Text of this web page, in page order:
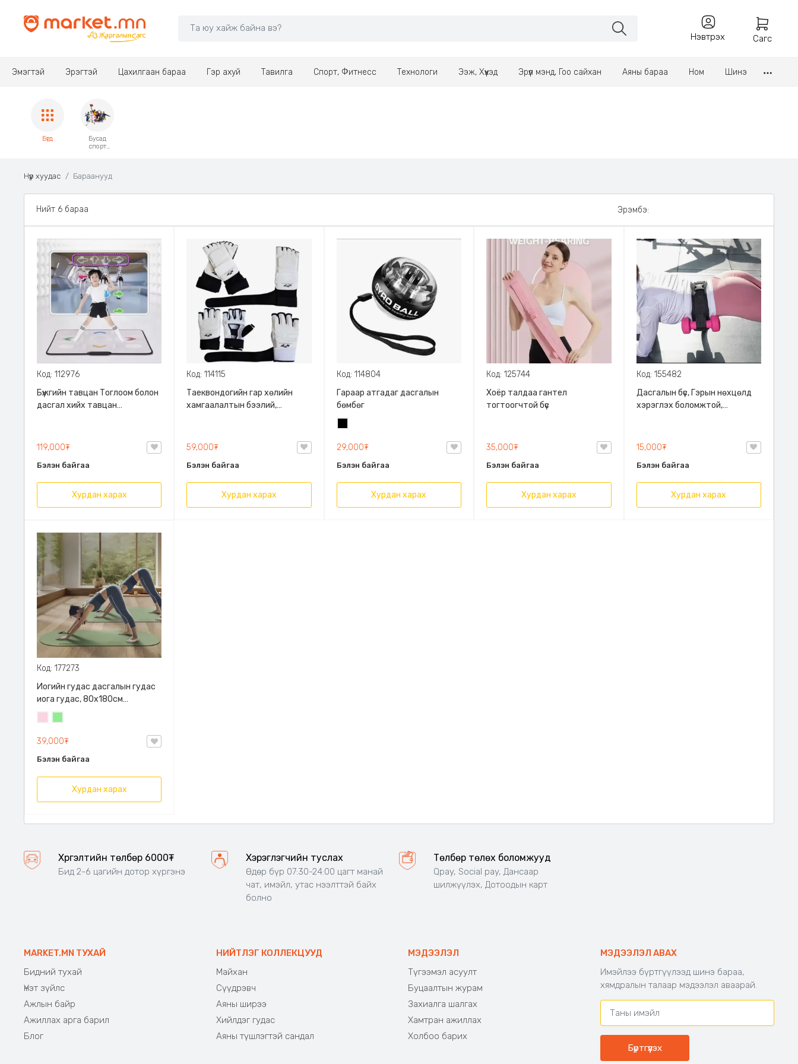
Нэвтрэх Сагс
Эмэгтэй Эрэгтэй Цахилгаан бараа Гэр ахуй Тавилга Спорт, Фитнесс Технологи Ээж, Хүүхэд Эрүүл мэнд, Гоо сайхан Аяны бараа Ном Шинэ
Бүгд
Бусад
спорт
Нүүр хуудас Бараанууд
Нийт 6 бараа Эрэмбэ:
Код: 112976
Бүжгийн тавцан Тоглоом болон
дасгал хийх тавцан
119,000₮
Бэлэн байгаа
Хурдан харах
Код: 114115
Таеквондогийн гар хөлийн
хамгаалалтын бээлий,
материалтай, L,XL size
59,000₮
Бэлэн байгаа
Хурдан харах
Код: 114804
Гараар атгадаг дасгалын
бөмбөг
29,000₮
Бэлэн байгаа
Хурдан харах
Код: 125744
Хоёр талдаа гантел
тогтоогчтой бүс
35,000₮
Бэлэн байгаа
Хурдан харах
Код: 155482
Дасгалын бүс, Гэрын нөхцөлд
хэрэглэх боломжтой,
15,000₮
Бэлэн байгаа
Хурдан харах
Код: 177273
Иогийн гудас дасгалын гудас
иога гудас, 80x180см
хэмжээтэй 5мм зузаан PU
материалтай ус хөлс
шингээдэг, гулгахгүй барьц
39,000₮
Бэлэн байгаа
Хурдан харах
Хүргэлтийн төлбөр 6000₮
Бид 2-6 цагийн дотор хүргэнэ
Хэрэглэгчийн туслах
Өдөр бүр 07:30-24:00 цагт манай
чат, имэйл, утас нээлттэй байх
болно
Төлбөр төлөх боломжууд
Qpay, Social pay, Дансаар
шилжүүлэх, Дотоодын карт
MARKET.MN ТУХАЙ
Бидний тухай
Үнэт зүйлс
Ажлын байр
Ажиллах арга барил
Блог
НИЙТЛЭГ КОЛЛЕКЦУУД
Майхан
Сүүдрэвч
Аяны ширээ
Хийлдэг гудас
Аяны түшлэгтэй сандал
МЭДЭЭЛЭЛ
Түгээмэл асуулт
Буцаалтын журам
Захиалга шалгах
Хамтран ажиллах
Холбоо барих
МЭДЭЭЛЭЛ АВАХ
Имэйлээ бүртгүүлээд шинэ бараа,
хямдралын талаар мэдээлэл аваарай.
Бүртгүүлэх